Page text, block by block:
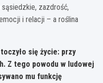
zazdrość,
i relacji – a roślina
się życie: przy
Z tego powodu w ludowej
mu funkcję